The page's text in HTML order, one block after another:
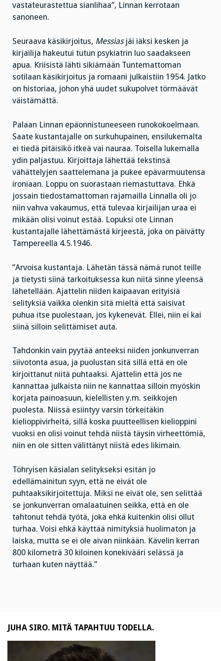
vastateurastettua sianlihaa”, Linnan kerrotaan
sanoneen.
Seuraava käsikirjoitus, Messiasjäi iäksi kesken ja
kirjailija hakeutui tutun psykiatrin luo saadakseen
apua. Kriisistä lähti sikiämään Tuntemattoman
sotilaan käsikirjoitus ja romaani julkaistiin 1954. Jatko
on historiaa, johon yhä uudet sukupolvet törmäävät
väistämättä.
Palaan Linnan epäonnistuneeseen runokokoelmaan.
Saate kustantajalle on surkuhupainen, ensilukemalta
ei tiedä pitäisikö itkeä vai nauraa. Toisella lukemalla
ydin paljastuu. Kirjoittaja lähettää tekstinsä
vähättelyjen saattelemana ja pukee epävarmuutensa
ironiaan. Loppu on suorastaan riemastuttava. Ehkä
jossain tiedostamattoman rajamailla Linnalla oli jo
niin vahva vakaumus, että tulevaa kirjailijan uraa ei
mikään olisi voinut estää. Lopuksi ote Linnan
kustantajalle lähettämästä kirjeestä, joka on päivätty
Tampereella 4.5.1946.
”Arvoisa kustantaja. Lähetän tässä nämä runot teille
ja tietysti siinä tarkoituksessa kun niitä sinne yleensä
lähetellään. Ajattelin niiden kaipaavan erityisiä
selityksiä vaikka olenkin sitä mieltä että saisivat
puhua itse puolestaan, jos kykenevät. Ellei, niin ei kai
siinä silloin selittämiset auta.
Tahdonkin vain pyytää anteeksi niiden jonkunverran
siivotonta asua, ja puolustan sitä sillä että en ole
kirjoittanut niitä puhtaaksi. Ajattelin että jos ne
kannattaa julkaista niin ne kannattaa silloin myöskin
korjata painoasuun, kielellisten y.m. seikkojen
puolesta. Niissä esiintyy varsin törkeitäkin
kielioppivirheitä, sillä koska puutteellisen kielioppini
vuoksi en olisi voinut tehdä niistä täysin virheettömiä,
niin en ole sitten välittänyt niistä edes likimain.
Töhryisen käsialan selitykseksi esitän jo
edellämainitun syyn, että ne eivät ole
puhtaaksikirjoitettuja. Miksi ne eivät ole, sen selittää
se jonkunverran omalaatuinen seikka, että en ole
tahtonut tehdä työtä, joka ehkä kuitenkin olisi ollut
turhaa. Voisi ehkä käyttää nimityksiä huolimaton ja
laiska, mutta se ei ole aivan niinkään. Kävelin kerran
800 kilometrä 30 kiloinen konekivääri selässä ja
turhaan kuten näyttää.”
JUHA SIRO. MITÄ TAPAHTUU TODELLA.